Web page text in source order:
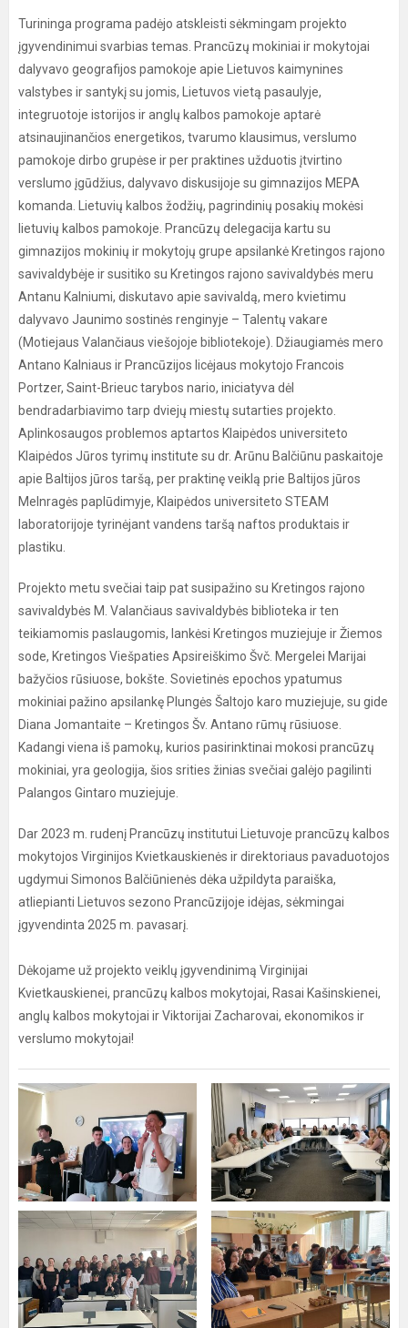
Turininga programa padėjo atskleisti sėkmingam projekto
įgyvendinimui svarbias temas. Prancūzų mokiniai ir mokytojai
dalyvavo geografijos pamokoje apie Lietuvos kaimynines
valstybes ir santykį su jomis, Lietuvos vietą pasaulyje,
integruotoje istorijos ir anglų kalbos pamokoje aptarė
atsinaujinančios energetikos, tvarumo klausimus, verslumo
pamokoje dirbo grupėse ir per praktines užduotis įtvirtino
verslumo įgūdžius, dalyvavo diskusijoje su gimnazijos MEPA
komanda. Lietuvių kalbos žodžių, pagrindinių posakių mokėsi
lietuvių kalbos pamokoje. Prancūzų delegacija kartu su
gimnazijos mokinių ir mokytojų grupe apsilankė Kretingos rajono
savivaldybėje ir susitiko su Kretingos rajono savivaldybės meru
Antanu Kalniumi, diskutavo apie savivaldą, mero kvietimu
dalyvavo Jaunimo sostinės renginyje – Talentų vakare
(Motiejaus Valančiaus viešojoje bibliotekoje). Džiaugiamės mero
Antano Kalniaus ir Prancūzijos licėjaus mokytojo Francois
Portzer, Saint-Brieuc tarybos nario, iniciatyva dėl
bendradarbiavimo tarp dviejų miestų sutarties projekto.
Aplinkosaugos problemos aptartos Klaipėdos universiteto
Klaipėdos Jūros tyrimų institute su dr. Arūnu Balčiūnu paskaitoje
apie Baltijos jūros taršą, per praktinę veiklą prie Baltijos jūros
Melnragės paplūdimyje, Klaipėdos universiteto STEAM
laboratorijoje tyrinėjant vandens taršą naftos produktais ir
plastiku.
Projekto metu svečiai taip pat susipažino su Kretingos rajono
savivaldybės M. Valančiaus savivaldybės biblioteka ir ten
teikiamomis paslaugomis, lankėsi Kretingos muziejuje ir Žiemos
sode, Kretingos Viešpaties Apsireiškimo Švč. Mergelei Marijai
bažyčios rūsiuose, bokšte. Sovietinės epochos ypatumus
mokiniai pažino apsilankę Plungės Šaltojo karo muziejuje, su gide
Diana Jomantaite – Kretingos Šv. Antano rūmų rūsiuose.
Kadangi viena iš pamokų, kurios pasirinktinai mokosi prancūzų
mokiniai, yra geologija, šios srities žinias svečiai galėjo pagilinti
Palangos Gintaro muziejuje.
Dar 2023 m. rudenį Prancūzų institutui Lietuvoje prancūzų kalbos
mokytojos Virginijos Kvietkauskienės ir direktoriaus pavaduotojos
ugdymui Simonos Balčiūnienės dėka užpildyta paraiška,
atliepianti Lietuvos sezono Prancūzijoje idėjas, sėkmingai
įgyvendinta 2025 m. pavasarį.
Dėkojame už projekto veiklų įgyvendinimą Virginijai
Kvietkauskienei, prancūzų kalbos mokytojai, Rasai Kašinskienei,
anglų kalbos mokytojai ir Viktorijai Zacharovai, ekonomikos ir
verslumo mokytojai!